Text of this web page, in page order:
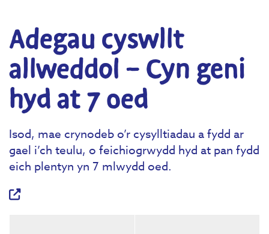
Adegau cyswllt
allweddol – Cyn geni
hyd at 7 oed
Isod, mae crynodeb o’r cysylltiadau a fydd ar
gael i’ch teulu, o feichiogrwydd hyd at pan fydd
eich plentyn yn 7 mlwydd oed.